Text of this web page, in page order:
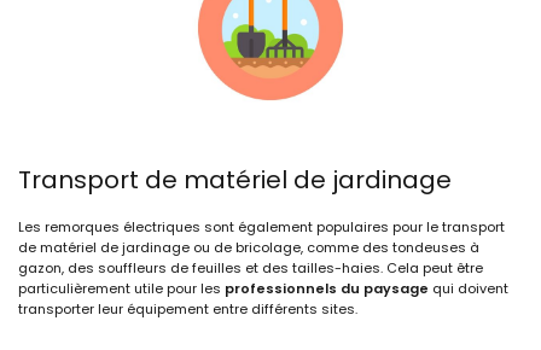
Transport de matériel de jardinage
Les remorques électriques sont également populaires pour le transport
de matériel de jardinage ou de bricolage, comme des tondeuses à
gazon, des souffleurs de feuilles et des tailles-haies. Cela peut être
particulièrement utile pour les professionnels du paysage qui doivent
transporter leur équipement entre différents sites.